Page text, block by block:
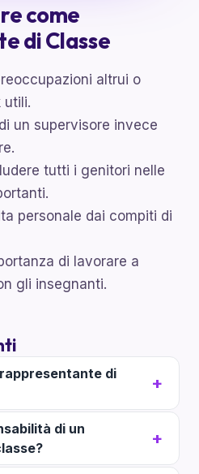
come
di Classe
altrui o
utili.
un supervisore invece
tutti i genitori nelle
personale dai compiti di
di lavorare a
gli insegnanti.
di
di un